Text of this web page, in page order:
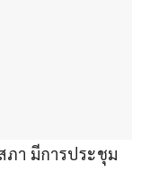
ภา มีการประชุม